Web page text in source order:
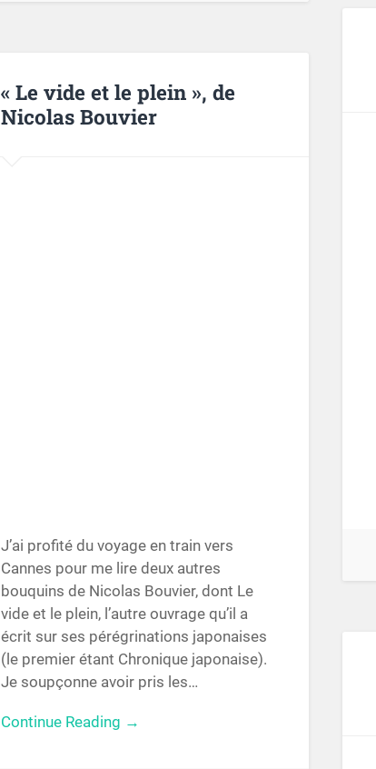
« Le vide et le plein », de
Nicolas Bouvier
J’ai profité du voyage en train vers
Cannes pour me lire deux autres
bouquins de Nicolas Bouvier, dont Le
vide et le plein, l’autre ouvrage qu’il a
écrit sur ses pérégrinations japonaises
(le premier étant Chronique japonaise).
Je soupçonne avoir pris les…
Continue Reading →